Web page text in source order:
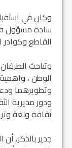
وكان في
سادة مسؤول
القاطع وكوادر
وتباحث
الوطن ،
وتطويرهما
ودور مديرية
ثقافة ولغة
جدير بالذكر،